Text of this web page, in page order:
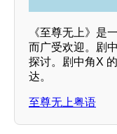
《至尊无上》是
而广受欢迎。剧
探讨。剧中角X
达。
至尊无上粤语